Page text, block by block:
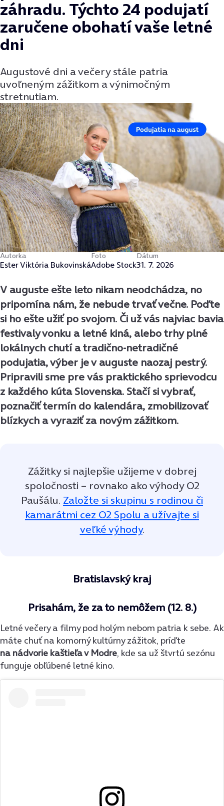
záhradu. Týchto 24 podujatí
zaručene obohatí vaše letné
dni
Augustové dni a večery stále patria
uvoľneným zážitkom a výnimočným
stretnutiam.
Autorka
Ester Viktória Bukovinská
Foto
Adobe Stock
Dátum
31. 7. 2026
V auguste ešte leto nikam neodchádza, no
pripomína nám, že nebude trvať večne. Poďte
si ho ešte užiť po svojom. Či už vás najviac bavia
festivaly vonku a letné kiná, alebo trhy plné
lokálnych chutí a tradično-netradičné
podujatia, výber je v auguste naozaj pestrý.
Pripravili sme pre vás praktického sprievodcu
z každého kúta Slovenska. Stačí si vybrať,
poznačiť termín do kalendára, zmobilizovať
blízkych a vyraziť za novým zážitkom.
Zážitky si najlepšie užijeme v dobrej
spoločnosti – rovnako ako výhody O2
Paušálu. Založte si skupinu s rodinou či
kamarátmi cez O2 Spolu a užívajte si
veľké výhody.
Bratislavský kraj
Prisahám, že za to nemôžem (12. 8.)
Letné večery a filmy pod holým nebom patria k sebe. Ak
máte chuť na komorný kultúrny zážitok, príďte
na nádvorie kaštieľa v Modre, kde sa už štvrtú sezónu
funguje obľúbené letné kino.